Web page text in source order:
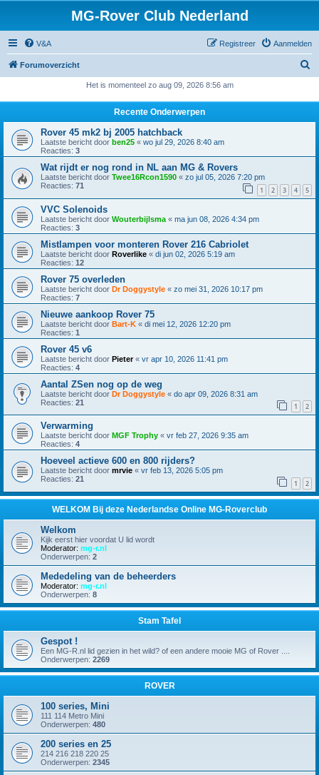
MG-Rover Club Nederland
V&A Aanmelden
Registreer
Forumoverzicht
Het is momenteel zo aug 09, 2026 8:56 am
Recente Onderwerpen
Rover 45 mk2 bj 2005 hatchback
Laatste bericht door ben25 « wo jul 29, 2026 8:40 am
Reacties: 3
Wat rijdt er nog rond in NL aan MG & Rovers
Laatste bericht door Twee16Rcon1590 « zo jul 05, 2026 7:20 pm
Reacties: 71 1 2 3 4 5
VVC Solenoids
Laatste bericht door Wouterbijlsma « ma jun 08, 2026 4:34 pm
Reacties: 3
Mistlampen voor monteren Rover 216 Cabriolet
Laatste bericht door Roverlike « di jun 02, 2026 5:19 am
Reacties: 12
Rover 75 overleden
Laatste bericht door Dr Doggystyle « zo mei 31, 2026 10:17 pm
Reacties: 7
Nieuwe aankoop Rover 75
Laatste bericht door Bart-K « di mei 12, 2026 12:20 pm
Reacties: 1
Rover 45 v6
Laatste bericht door Pieter« vr apr 10, 2026 11:41 pm
Reacties: 4
Aantal ZSen nog op de weg
Laatste bericht door Dr Doggystyle « do apr 09, 2026 8:31 am
Reacties: 21 1 2
Verwarming
Laatste bericht door MGF Trophy « vr feb 27, 2026 9:35 am
Reacties: 4
Hoeveel actieve 600 en 800 rijders?
Laatste bericht door mrvie « vr feb 13, 2026 5:05 pm
Reacties: 21 1 2
WELKOM Bij deze Nederlandse Online MG-Roverclub
Welkom
Kijk eerst hier voordat U lid wordt
Moderator: mg-r.nl
Onderwerpen: 2
Mededeling van de beheerders
Moderator: mg-r.nl
Onderwerpen: 8
Stam Tafel
Gespot !
Een MG-R.nl lid gezien in het wild? of een andere mooie MG of Rover ....
Onderwerpen: 2269
ROVER
100 series, Mini
111 114 Metro Mini
Onderwerpen: 480
200 series en 25
214 216 218 220 25
Onderwerpen: 2345